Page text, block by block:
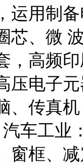
运用制
芯、微
，高频
压电子
、传真
车工业
窗框、